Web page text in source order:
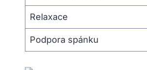
Relaxace
Podpora spánku